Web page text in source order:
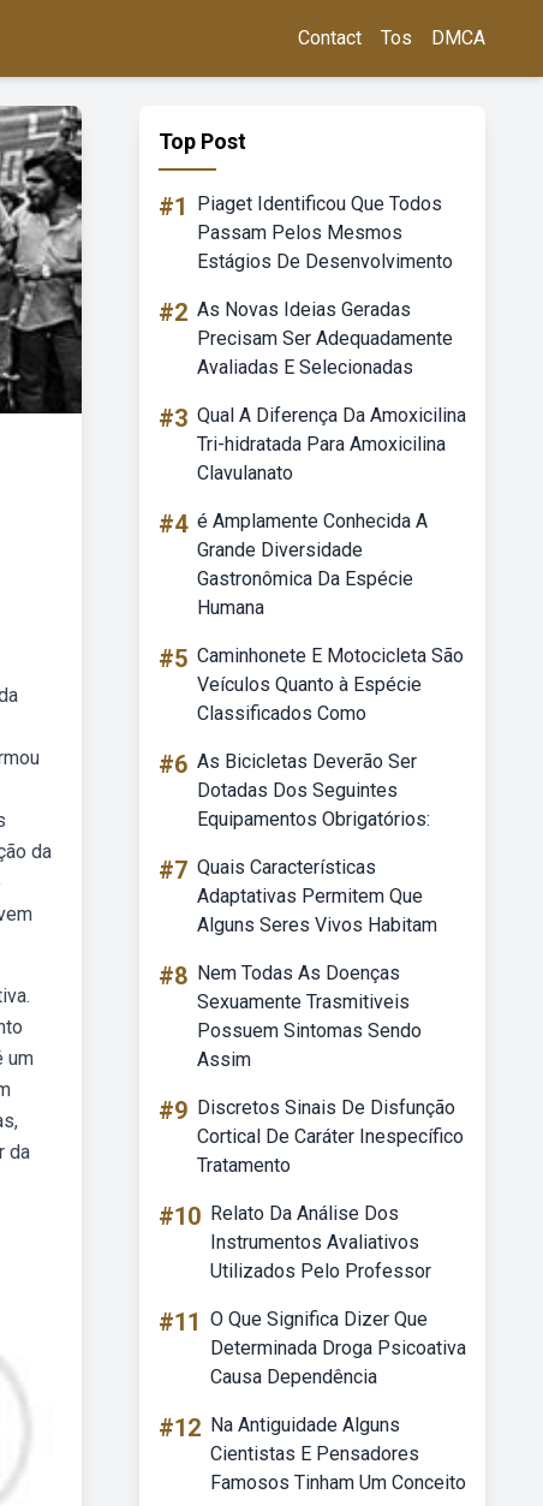
Contact Tos DMCA
da
um
da
Top Post
#1
Piaget Identificou Que Todos
Passam Pelos Mesmos
Estágios De Desenvolvimento
#2 As Novas Ideias Geradas
Precisam Ser Adequadamente
Avaliadas E Selecionadas
#3 Qual A Diferença Da Amoxicilina
Tri-hidratada Para Amoxicilina
Clavulanato
#4 é Amplamente Conhecida A
Grande Diversidade
Gastronômica Da Espécie
Humana
#5 Caminhonete E Motocicleta São
Veículos Quanto à Espécie
Classificados Como
#6 As Bicicletas Deverão Ser
Dotadas Dos Seguintes
Equipamentos Obrigatórios:
#7 Quais Características
Adaptativas Permitem Que
Alguns Seres Vivos Habitam
#8 Nem Todas As Doenças
Sexuamente Trasmitiveis
Possuem Sintomas Sendo
Assim
#9 Discretos Sinais De Disfunção
Cortical De Caráter Inespecífico
Tratamento
#10 Relato Da Análise Dos
Instrumentos Avaliativos
Utilizados Pelo Professor
#11 O Que Significa Dizer Que
Determinada Droga Psicoativa
Causa Dependência
#12 Na Antiguidade Alguns
Cientistas E Pensadores
Famosos Tinham Um Conceito